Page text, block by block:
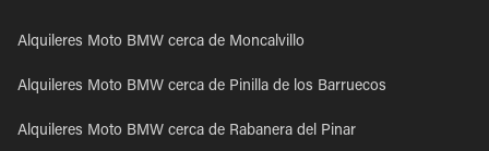
Alquileres Moto BMW cerca de Moncalvillo
Alquileres Moto BMW cerca de Pinilla de los Barruecos
Alquileres Moto BMW cerca de Rabanera del Pinar